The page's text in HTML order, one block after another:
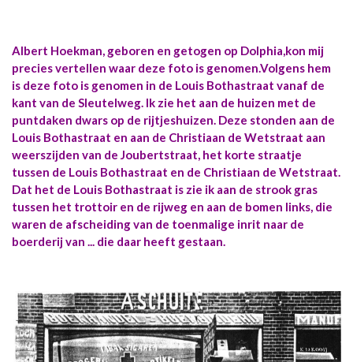
Albert Hoekman, geboren en getogen op Dolphia,kon mij
precies vertellen waar deze foto is genomen.Volgens hem
is deze foto is genomen in de Louis Bothastraat vanaf de
kant van de Sleutelweg. Ik zie het aan de huizen met de
puntdaken dwars op de rijtjeshuizen. Deze stonden aan de
Louis Bothastraat en aan de Christiaan de Wetstraat aan
weerszijden van de Joubertstraat, het korte straatje
tussen de Louis Bothastraat en de Christiaan de Wetstraat.
Dat het de Louis Bothastraat is zie ik aan de strook gras
tussen het trottoir en de rijweg en aan de bomen links, die
waren de afscheiding van de toenmalige inrit naar de
boerderij van ... die daar heeft gestaan.